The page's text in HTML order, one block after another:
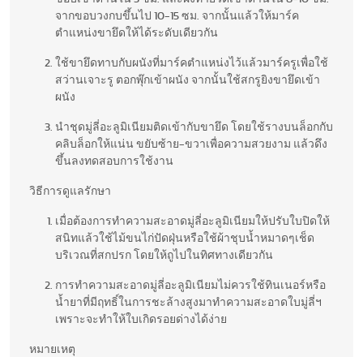
จากขอบวงกบขึ้นไป 10-15 ซม. จากนั้นแล้วให้มาร์ค
ตำแหน่งขายึดให้ได้ระดับเดียวกัน
ใช้ขายึดทาบกับผนังที่มาร์คตำแหน่งไว้แล้วมาร์ครูเพื่อใช้
สว่านเจาะรู ตอกพุ๊กเข้าผนัง จากนั้นใช้สกรูยิงขายึดเข้า
ผนัง
นำชุดมู่ลี่อะลูมิเนียมติดเข้ากับขายึด โดยใช้รางบนล็อกกับ
คลิบล็อกให้แน่น ขยับซ้าย-ขวาเพื่อความสวยงาม แล้วดึง
ขึ้นลงทดสอบการใช้งาน
วิธีการดูแลรักษา
เมื่อต้องการทำความสะอาดมู่ลี่อะลูมิเนียมให้ปรับใบปิดให้
สนิทแล้วใช้ไม้ขนไก่ปัดฝุ่นหรือใช้ผ้าชุบน้ำหมาดๆเช็ด
บริเวณที่สกปรก โดยให้ถูไปในทิศทางเดียวกัน
การทำความสะอาดมู่ลี่อะลูมิเนียมไม่ควรใช้ทินเนอร์หรือ
น้ำยาที่มีฤทธิ์ในการชะล้างสูงมาทำความสะอาดใบมู่ลี่ฯ
เพราะจะทำให้ใบเกิดรอยด่างได้ง่าย
หมายเหตุ